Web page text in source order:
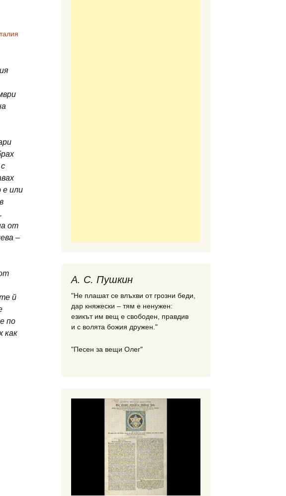
е или
от
–
й
по
как
А. С. Пушкин
"Не плашат се влъхви от грозни беди,
дар княжески – тям е ненужен:
езикът им вещ е свободен, правдив
и с волята божия дружен."
"Песен за вещи Олег"